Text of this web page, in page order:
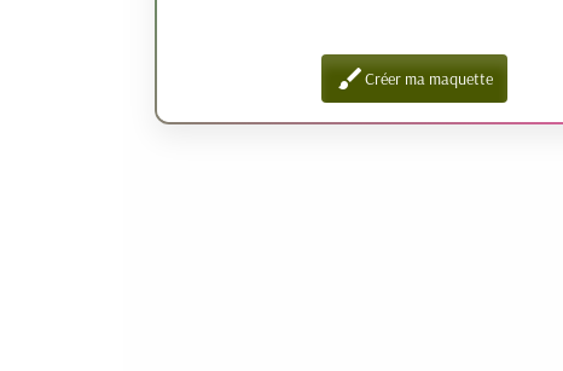
brushCréer ma maquette